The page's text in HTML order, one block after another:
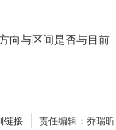
向与区间是否与目前
链接 责任编辑：乔瑞昕